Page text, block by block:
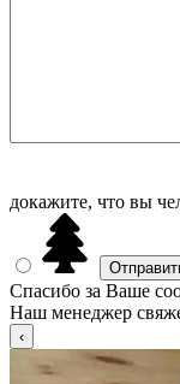
докажите, что вы
Спасибо за Ваше
Наш менеджер